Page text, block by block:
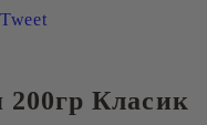
Tweet
Класик